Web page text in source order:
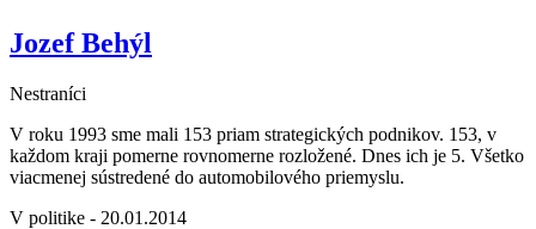
Jozef Behýl
Nestraníci
V roku 1993 sme mali 153 priam strategických podnikov. 153, v
každom kraji pomerne rovnomerne rozložené. Dnes ich je 5. Všetko
viacmenej sústredené do automobilového priemyslu.
V politike - 20.01.2014